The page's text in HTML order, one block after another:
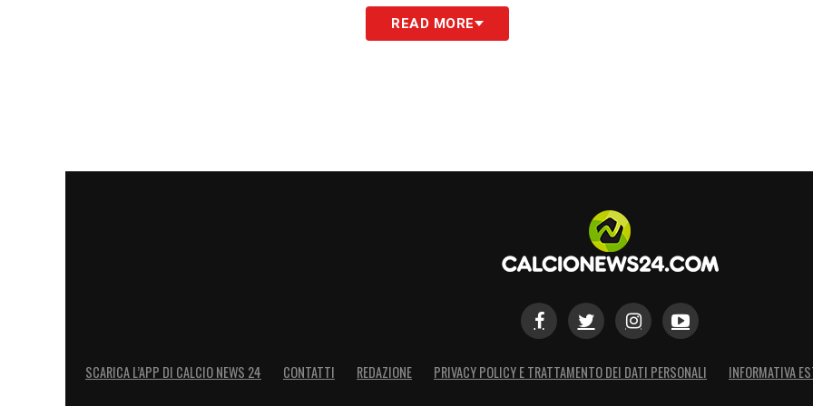
LA PLAYLIST DELLE NOSTRE TOP NEWSREAD MORE
SCARICA L’APP DI CALCIO NEWS 24 CONTATTI REDAZIONE PRIVACY POLICY E TRATTAMENTO DEI DATI PERSONALI INFORMATIVA